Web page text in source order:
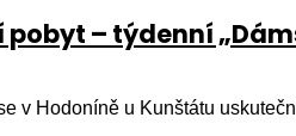
– týdenní
v Hodoníně u Kunštátu